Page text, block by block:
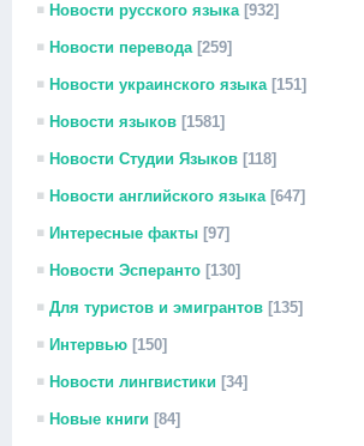
Новости русского языка [932]
Новости перевода [259]
Новости украинского языка [151]
Новости языков [1581]
Новости Студии Языков [118]
Новости английского языка [647]
Интересные факты [97]
Новости Эсперанто [130]
Для туристов и эмигрантов [135]
Интервью [150]
Новости лингвистики [34]
Новые книги [84]